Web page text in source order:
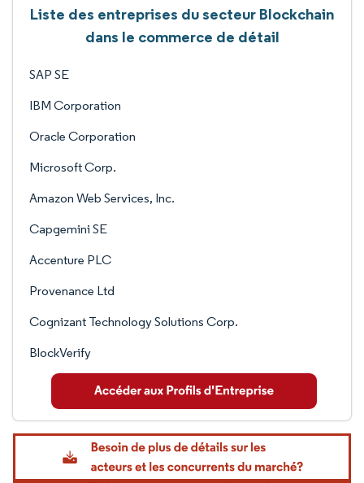
Liste des entreprises du secteur Blockchain
dans le commerce de détail
SAP SE
IBM Corporation
Oracle Corporation
Microsoft Corp.
Amazon Web Services, Inc.
Capgemini SE
Accenture PLC
Provenance Ltd
Cognizant Technology Solutions Corp.
BlockVerify